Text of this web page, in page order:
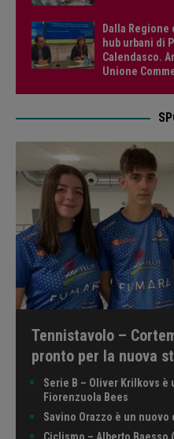
Dalla
hub urbani di
Calendasco.
Unione
Tennistavolo –
pronto per la nuova
Serie B – Oliver Krilkovs
Fiorenzuola Bees
Savino Orazzo è un
Ciclismo – Alberto Baesso